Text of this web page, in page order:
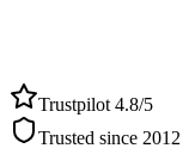
Trustpilot 4.8/5
Trusted since 2012